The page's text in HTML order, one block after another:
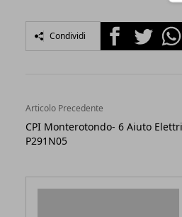
Condividi FacebookTwitter
Articolo Precedente
CPI Monterotondo- 6 Aiuto
P291N05